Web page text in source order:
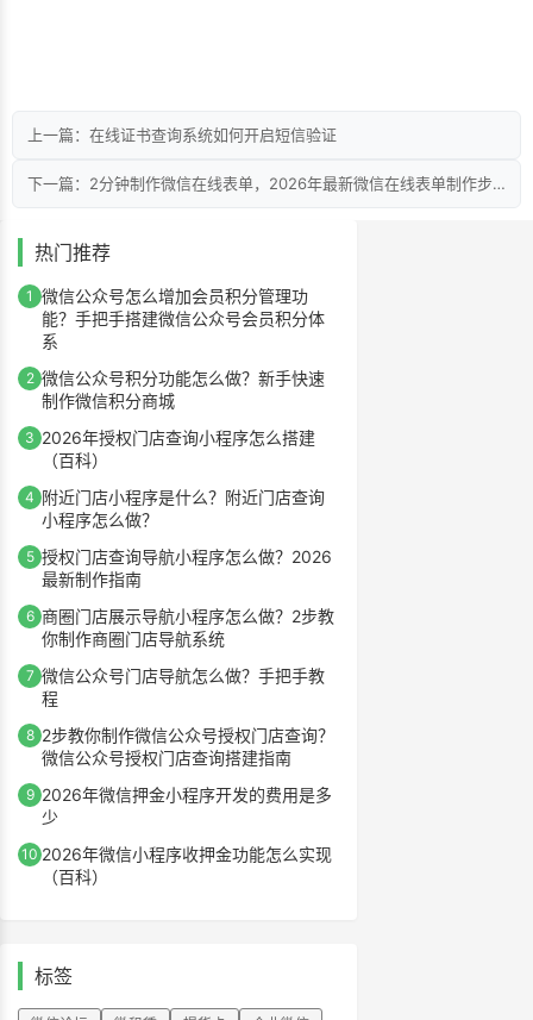
上一篇：在线证书查询系统如何开启短信验证
下一篇：2分钟制作微信在线表单，2026年最新微信在线表单制作步骤
热门推荐
1 微信公众号怎么增加会员积分管理功
能？手把手搭建微信公众号会员积分体
系
2 微信公众号积分功能怎么做？新手快速
制作微信积分商城
3 2026年授权门店查询小程序怎么搭建
（百科）
4 附近门店小程序是什么？附近门店查询
小程序怎么做？
5 授权门店查询导航小程序怎么做？2026
最新制作指南
6 商圈门店展示导航小程序怎么做？2步教
你制作商圈门店导航系统
7 微信公众号门店导航怎么做？手把手教
程
8 2步教你制作微信公众号授权门店查询？
微信公众号授权门店查询搭建指南
9 2026年微信押金小程序开发的费用是多
少
10 2026年微信小程序收押金功能怎么实现
（百科）
标签